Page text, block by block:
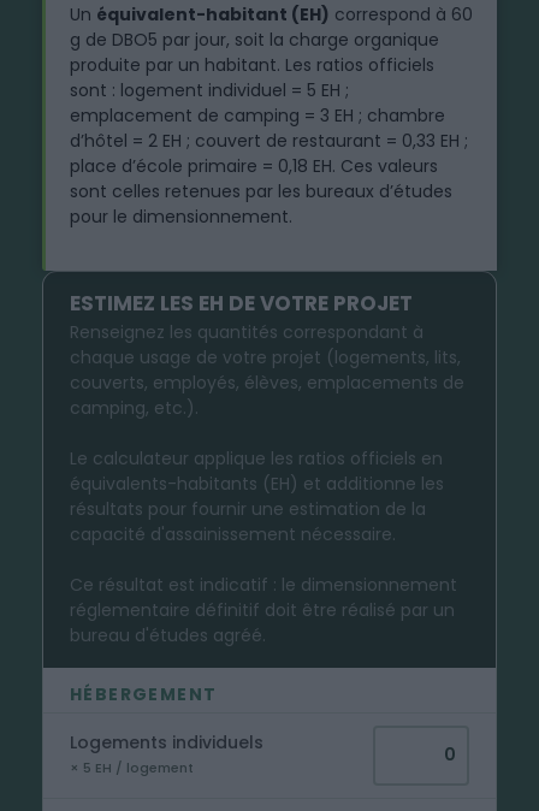
Un équivalent-habitant (EH) correspond à 60
g de DBO5 par jour, soit la charge organique
produite par un habitant. Les ratios officiels
sont : logement individuel = 5 EH ;
emplacement de camping = 3 EH ; chambre
d’hôtel = 2 EH ; couvert de restaurant = 0,33 EH ;
place d’école primaire = 0,18 EH. Ces valeurs
sont celles retenues par les bureaux d’études
pour le dimensionnement.
ESTIMEZ LES EH DE VOTRE PROJET
Renseignez les quantités correspondant à
chaque usage de votre projet (logements, lits,
couverts, employés, élèves, emplacements de
camping, etc.).
Le calculateur applique les ratios officiels en
équivalents-habitants (EH) et additionne les
résultats pour fournir une estimation de la
capacité d'assainissement nécessaire.
Ce résultat est indicatif : le dimensionnement
réglementaire définitif doit être réalisé par un
bureau d'études agréé.
HÉBERGEMENT
Logements individuels
× 5 EH / logement